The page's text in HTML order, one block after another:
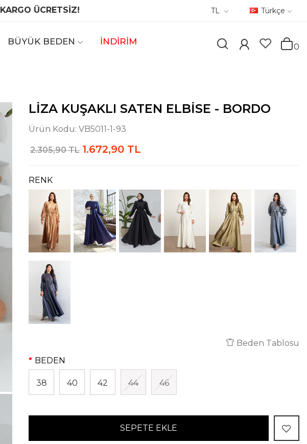
KARGO ÜCRETSİZ! TL Türkçe
BÜYÜK BEDEN İNDİRİM
0
LIZA KUŞAKLI SATEN ELBISE - BORDO
Ürün Kodu: VB5011-1-93
2.305,90 TL 1.672,90 TL
RENK
Beden Tablosu
BEDEN
38 40 42 44 46
SEPETE EKLE